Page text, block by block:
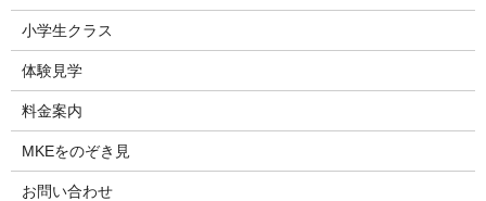
小学生クラス
体験見学
料金案内
MKEをのぞき見
お問い合わせ